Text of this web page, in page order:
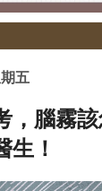
五
，腦霧
生！